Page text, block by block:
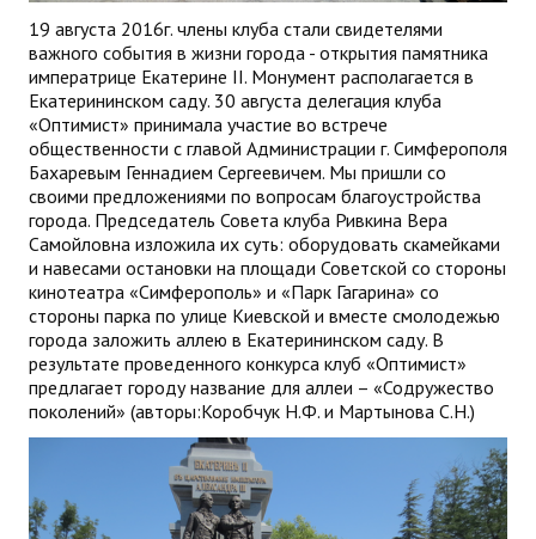
19 августа 2016г. члены клуба стали свидетелями
важного события в жизни города - открытия памятника
императрице Екатерине II. Монумент располагается в
Екатерининском саду. 30 августа делегация клуба
«Оптимист» принимала участие во встрече
общественности с главой Администрации г. Симферополя
Бахаревым Геннадием Сергеевичем. Мы пришли со
своими предложениями по вопросам благоустройства
города. Председатель Совета клуба Ривкина Вера
Самойловна изложила их суть: оборудовать скамейками
и навесами остановки на площади Советской со стороны
кинотеатра «Симферополь» и «Парк Гагарина» со
стороны парка по улице Киевской и вместе смолодежью
города заложить аллею в Екатерининском саду. В
результате проведенного конкурса клуб «Оптимист»
предлагает городу название для аллеи – «Содружество
поколений» (авторы:Коробчук Н.Ф. и Мартынова С.Н.)